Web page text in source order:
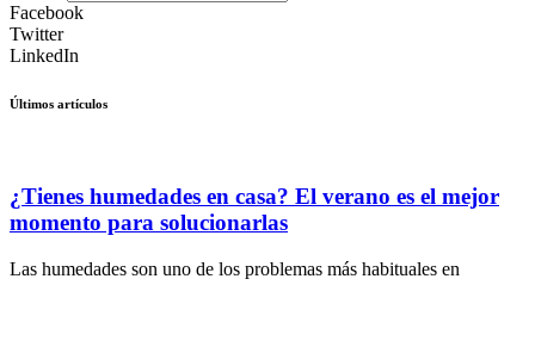
Facebook
Twitter
LinkedIn
Últimos artículos
¿Tienes humedades en casa? El verano es el mejor
momento para solucionarlas
Las humedades son uno de los problemas más habituales en